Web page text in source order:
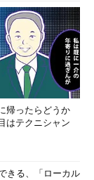
帰ったらどうか
テクニシャン
きる、「ローカル